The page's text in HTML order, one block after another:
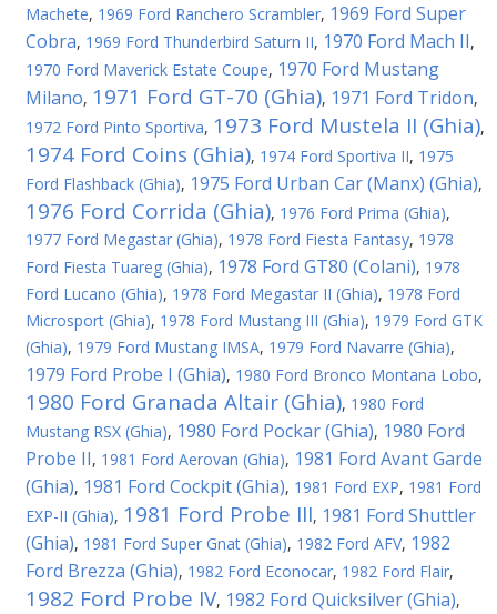
Machete, 1969 Ford Ranchero Scrambler, 1969 Ford Super
Cobra, 1969 Ford Thunderbird Saturn II, 1970 Ford Mach II,
1970 Ford Maverick Estate Coupe, 1970 Ford Mustang
Milano, 1971 Ford GT-70 (Ghia), 1971 Ford Tridon,
1972 Ford Pinto Sportiva, 1973 Ford Mustela II (Ghia),
1974 Ford Coins (Ghia), 1974 Ford Sportiva II, 1975
Ford Flashback (Ghia), 1975 Ford Urban Car (Manx) (Ghia),
1976 Ford Corrida (Ghia), 1976 Ford Prima (Ghia),
1977 Ford Megastar (Ghia), 1978 Ford Fiesta Fantasy, 1978
Ford Fiesta Tuareg (Ghia), 1978 Ford GT80 (Colani), 1978
Ford Lucano (Ghia), 1978 Ford Megastar II (Ghia), 1978 Ford
Microsport (Ghia), 1978 Ford Mustang III (Ghia), 1979 Ford GTK
(Ghia), 1979 Ford Mustang IMSA, 1979 Ford Navarre (Ghia),
1979 Ford Probe I (Ghia), 1980 Ford Bronco Montana Lobo,
1980 Ford Granada Altair (Ghia), 1980 Ford
Mustang RSX (Ghia), 1980 Ford Pockar (Ghia), 1980 Ford
Probe II, 1981 Ford Aerovan (Ghia), 1981 Ford Avant Garde
(Ghia), 1981 Ford Cockpit (Ghia), 1981 Ford EXP, 1981 Ford
EXP-II (Ghia), 1981 Ford Probe III, 1981 Ford Shuttler
(Ghia), 1981 Ford Super Gnat (Ghia), 1982 Ford AFV, 1982
Ford Brezza (Ghia), 1982 Ford Econocar, 1982 Ford Flair,
1982 Ford Probe IV, 1982 Ford Quicksilver (Ghia),